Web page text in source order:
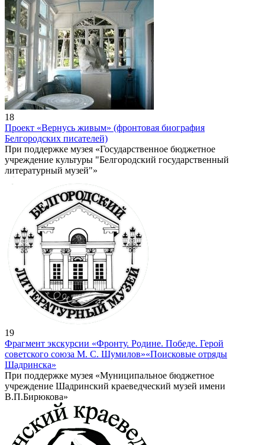
18
Проект «Вернусь живым» (фронтовая биография
Белгородских писателей)
При поддержке музея «Государственное бюджетное
учреждение культуры "Белгородский государственный
литературный музей"»
19
Фрагмент экскурсии «Фронту. Родине. Победе. Герой
советского союза М. С. Шумилов»«Поисковые отряды
Шадринска»
При поддержке музея «Муниципальное бюджетное
учреждение Шадринский краеведческий музей имени
В.П.Бирюкова»